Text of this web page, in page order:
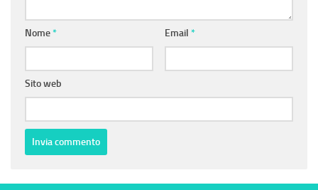
Nome* Email *
Sito web